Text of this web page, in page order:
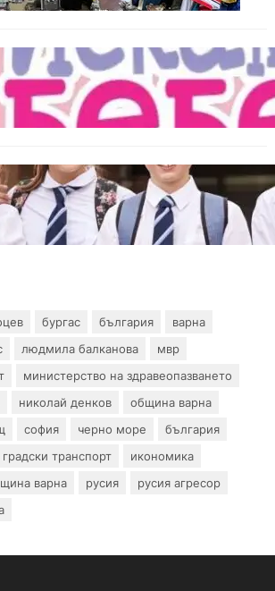
подкрепата под въпрос? „Искам
се обяви срещу прехвърлянето на
към НЗОК
ще струват училищните униформи
Варна тази година
бургас българия
варна
людмила балканова
мвр
министерство на здравеопазването
николай денков
община варна
софия черно море
българия
градски транспорт
икономика
варна русия
русия агресор